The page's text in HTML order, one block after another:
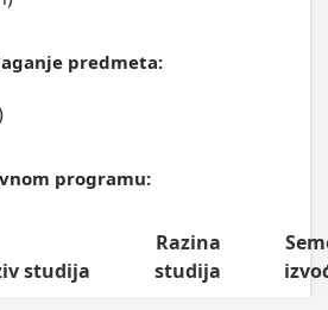
predmeta:
programu:
studija
Razina
studija